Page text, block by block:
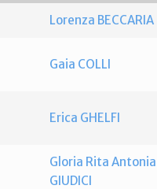
Lorenza BECCARIA
Gaia COLLI
Erica GHELFI
Gloria Rita Antonia
GIUDICI